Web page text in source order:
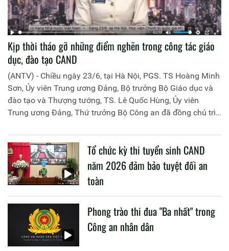
Kịp thời tháo gỡ những điểm nghẽn trong công tác giáo
dục, đào tạo CAND
(ANTV) - Chiều ngày 23/6, tại Hà Nội, PGS. TS Hoàng Minh
Sơn, Ủy viên Trung ương Đảng, Bộ trưởng Bộ Giáo dục và
đào tạo và Thượng tướng, TS. Lê Quốc Hùng, Ủy viên
Trung ương Đảng, Thứ trưởng Bộ Công an đã đồng chủ trì
liên quan đến công tác giáo dục và đào tạo của lực lượng
CAND.
Tổ chức kỳ thi tuyển sinh CAND
năm 2026 đảm bảo tuyệt đối an
toàn
Phong trào thi đua "Ba nhất" trong
Công an nhân dân